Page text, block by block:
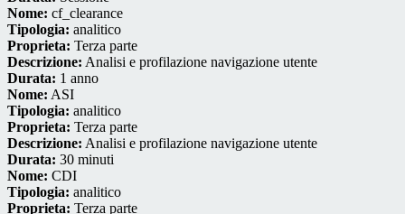
Nome: cf_clearance
Tipologia: analitico
Proprieta: Terza parte
Descrizione: Analisi e profilazione navigazione utente
Durata: 1 anno
Nome: ASI
Tipologia: analitico
Proprieta: Terza parte
Descrizione: Analisi e profilazione navigazione utente
Durata: 30 minuti
Nome: CDI
Tipologia: analitico
Proprieta: Terza parte